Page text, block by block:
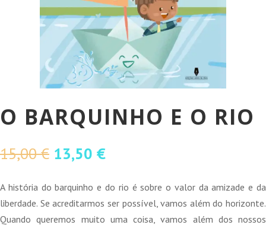
O BARQUINHO E O RIO
15,00€ O
original
era:
15,00 €.
13,50 €O
atual
é:
13,50 €.
A história do barquinho e do rio é sobre o valor da amizade e da
liberdade. Se acreditarmos ser possível, vamos além do horizonte.
Quando queremos muito uma coisa, vamos além dos nossos